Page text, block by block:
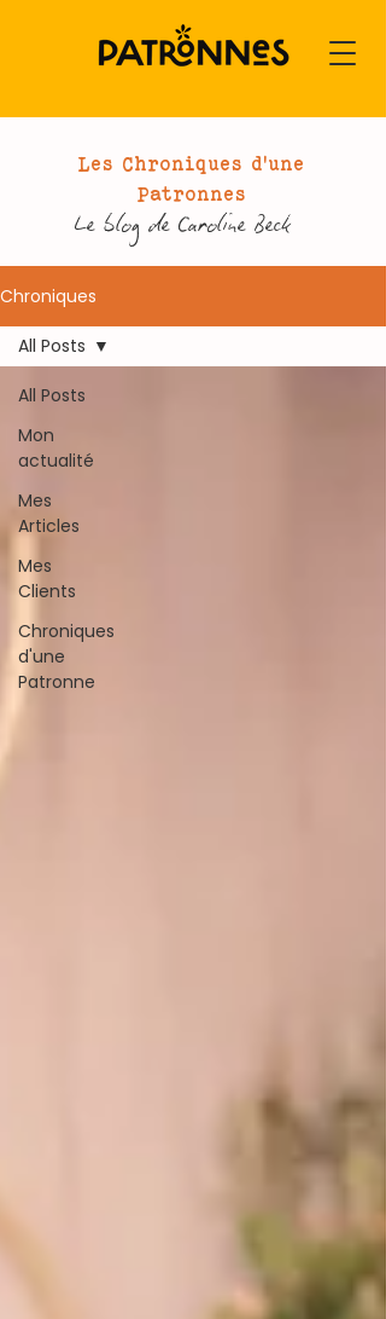
Les Chroniques d'une
Patronnes
Le blog de Caroline Beck
Chroniques
All Posts
Mon
actualité
Mes
Articles
Mes
Clients
Chroniques
d'une
Patronne
All Posts